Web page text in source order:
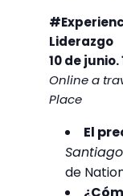
Liderazgo
10 de junio.
Online a
Place
El
de